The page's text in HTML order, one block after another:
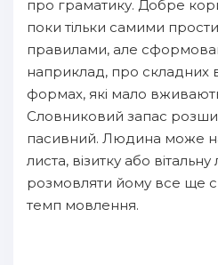
про граматику. Добре
поки тільки самими
правилами, але
наприклад, про
формах, які мало
Словниковий запас
пасивний. Людина може
листа, візитку або
розмовляти йому все ще
темп мовлення.